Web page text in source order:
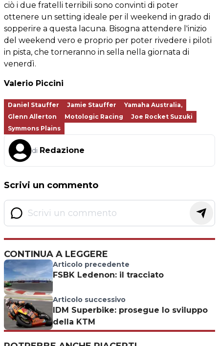
ciò i due fratelli terribili sono convinti di poter
ottenere un setting ideale per il weekend in grado di
sopperire a questa lacuna. Bisogna attendere l'inizio
del weekend vero e proprio per poter rivedere i piloti
in pista, che torneranno in sella nella giornata di
venerdì.
Valerio Piccini
Daniel Stauffer Jamie Stauffer
Yamaha Australia,
Glenn Allerton
Motologic Racing
Joe Rocket Suzuki
Symmons Plains
di Redazione
Scrivi un commento
CONTINUA A LEGGERE
Articolo precedente
FSBK Ledenon: il tracciato
Articolo successivo
IDM Superbike: prosegue lo sviluppo
della KTM